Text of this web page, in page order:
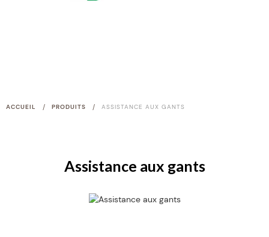
ACCUEIL / PRODUITS / ASSISTANCE AUX GANTS
Assistance aux gants